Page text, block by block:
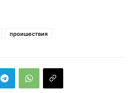
проишествия